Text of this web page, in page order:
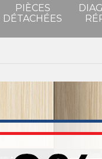
PIÈCES
DÉTACHÉES